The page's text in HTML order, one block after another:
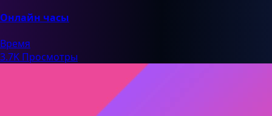
Онлайн часы
Время
3.7K Просмотры